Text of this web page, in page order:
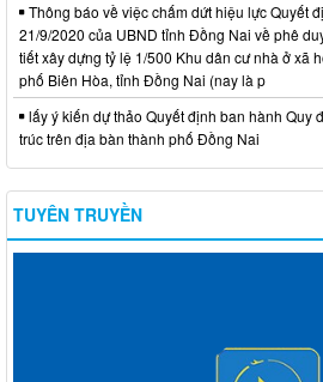
Thông báo về việc chấm dứt hiệu lực Quyết
21/9/2020 của UBND tỉnh Đồng Nai về phê
tiết xây dựng tỷ lệ 1/500 Khu dân cư nhà ở xã
phố Biên Hòa, tỉnh Đồng Nai (nay là p
lấy ý kiến dự thảo Quyết định ban hành Quy
trúc trên địa bàn thành phố Đồng Nai
TUYÊN TRUYỀN